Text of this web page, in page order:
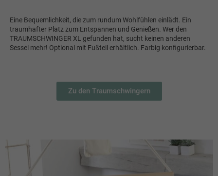
Eine Bequemlichkeit, die zum rundum Wohlfühlen einlädt. Ein
traumhafter Platz zum Entspannen und Genießen. Wer den
TRAUMSCHWINGER XL gefunden hat, sucht keinen anderen
Sessel mehr! Optional mit Fußteil erhältlich. Farbig konfigurierbar.
Zu den Traumschwingern